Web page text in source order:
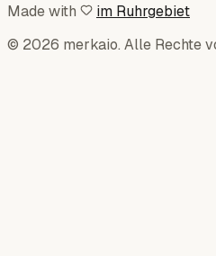
Made with
im Ruhrgebiet
© 2026 merkaio. Alle Rechte